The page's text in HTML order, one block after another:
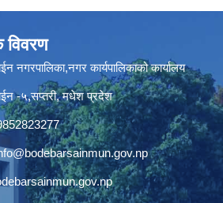
विवरण
नगरपालिका,नगर कार्यपालिकाको कार्यालय
-५,सप्तरी, मधेश प्रदेश